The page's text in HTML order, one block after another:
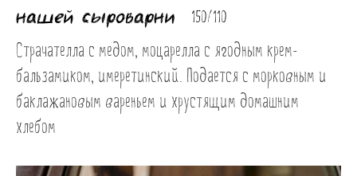
нашей сыроварни
150/110
Страчателла с медом, моцарелла с ягодным крем-
бальзамиком, имеретинский. Подается с морковным и
баклажановым вареньем и хрустящим домашним
хлебом